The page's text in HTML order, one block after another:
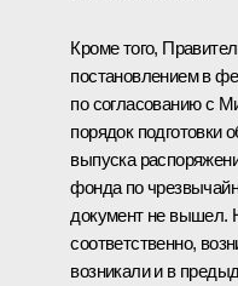
Кроме того,
постановлением в
по согласованию с
порядок
выпуска
фонда по
документ не вышел.
соответственно,
возникали и в